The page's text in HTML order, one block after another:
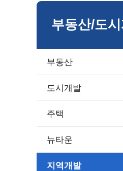
고시/공고/입법예고
행사ㆍ축제
보도자료
보도자료(2021.4월이전)
종합민원실 안내도
종합민원상담센터
민원상담전화
어디서나 민원
민원 제증명 수수료 면제
행정처리기준편람
행정정보공동이용
광명일자리센터
단원소개
예술/공연단체
영화상영관 현황
출판사 및 인쇄소 현황
박물관/미술관 현황
부동산/도
부동산
도시개발
주택
뉴타운
지역개발